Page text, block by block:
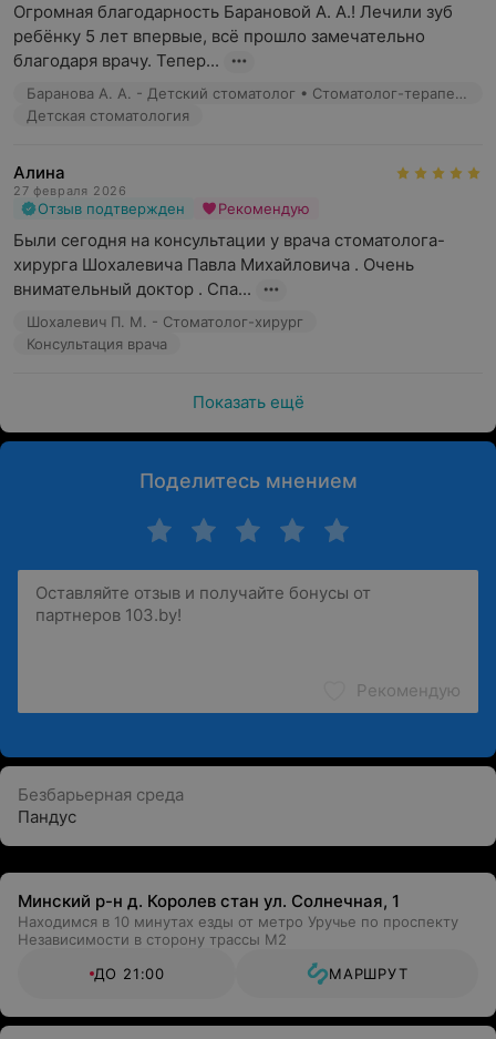
Огромная благодарность Барановой А. А.! Лечили зуб
ребёнку 5 лет впервые, всё прошло замечательно
благодаря врачу. Тепер...
Баранова А. А. - Детский стоматолог • Стоматолог-терапевт
Детская стоматология
Алина
27 февраля 2026
Отзыв подтвержден Рекомендую
Были сегодня на консультации у врача стоматолога-
хирурга Шохалевича Павла Михайловича . Очень
внимательный доктор . Спа...
Шохалевич П. М. - Стоматолог-хирург
Консультация врача
Показать ещё
Поделитесь мнением
Рекомендую
Безбарьерная среда
Пандус
Минский р-н д. Королев стан ул. Солнечная, 1
Находимся в 10 минутах езды от метро Уручье по проспекту
Независимости в сторону трассы М2
ДО 21:00
МАРШРУТ